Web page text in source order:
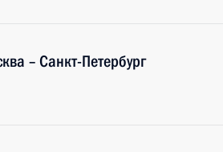
– Санкт-Петербург